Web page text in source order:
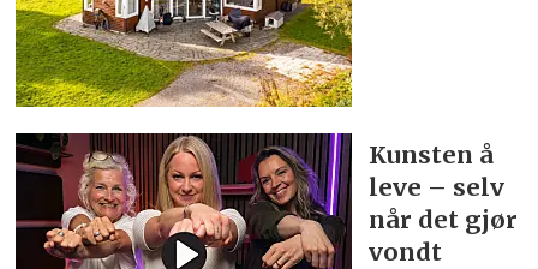
Kunsten å
leve – selv
når det gjør
vondt